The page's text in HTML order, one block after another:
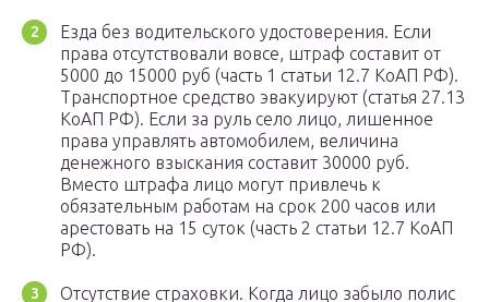
Езда без водительского удостоверения. Если
права отсутствовали вовсе, штраф составит от
5000 до 15000 руб (часть 1 статьи 12.7 КоАП РФ).
Транспортное средство эвакуируют (статья 27.13
КоАП РФ). Если за руль село лицо, лишенное
права управлять автомобилем, величина
денежного взыскания составит 30000 руб.
Вместо штрафа лицо могут привлечь к
обязательным работам на срок 200 часов или
арестовать на 15 суток (часть 2 статьи 12.7 КоАП
РФ).
Отсутствие страховки. Когда лицо забыло полис